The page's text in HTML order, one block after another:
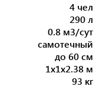
4 чел
290 л
0.8 м3/сут
самотечный
до 60 см
1x1x2.38 м
93 кг